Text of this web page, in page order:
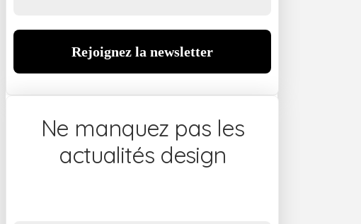
Ne manquez pas les
actualités design